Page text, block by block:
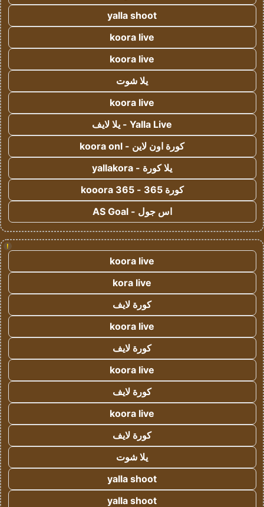
yalla shoot
koora live
koora live
يلا شوت
koora live
Yalla Live - يلا لايف
كورة اون لاين - koora onl
يلا كورة - yallakora
كورة 365 - kooora 365
اس جول - AS Goal
!
koora live
kora live
كورة لايف
koora live
كورة لايف
koora live
كورة لايف
koora live
كورة لايف
يلا شوت
yalla shoot
yalla shoot